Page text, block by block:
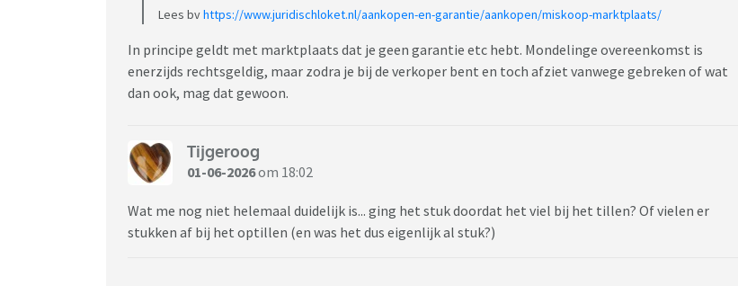
Lees bvhttps://www.juridischloket.nl/aankopen-en-garantie/aankopen/miskoop-marktplaats/
In principe geldt met marktplaats dat je geen garantie etc hebt. Mondelinge overeenkomst is
enerzijds rechtsgeldig, maar zodra je bij de verkoper bent en toch afziet vanwege gebreken of wat
dan ook, mag dat gewoon.
Tijgeroog
01-06-2026om 18:02
Wat me nog niet helemaal duidelijk is... ging het stuk doordat het viel bij het tillen? Of vielen er
stukken af bij het optillen (en was het dus eigenlijk al stuk?)